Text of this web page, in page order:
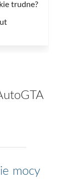
trudne?
mocy